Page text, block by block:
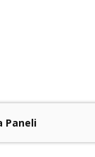
Paneli